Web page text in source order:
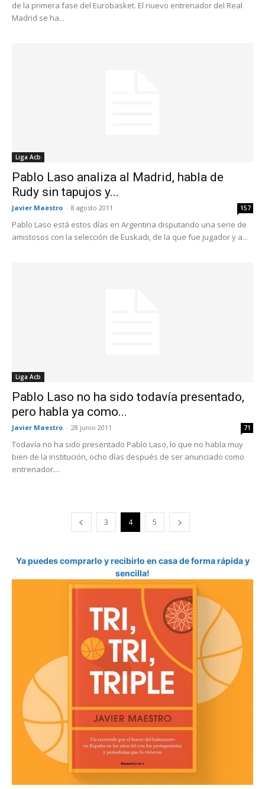
de la primera fase del Eurobasket. El nuevo entrenador del Real
Madrid se ha...
Liga Acb
Pablo Laso analiza al Madrid, habla de
Rudy sin tapujos y...
Javier Maestro - 8 agosto 2011 157
Pablo Laso está estos días en Argentina disputando una serie de
amistosos con la selección de Euskadi, de la que fue jugador y a...
Liga Acb
Pablo Laso no ha sido todavía presentado,
pero habla ya como...
Javier Maestro - 28 junio 2011 71
Todavía no ha sido presentado Pablo Laso, lo que no habla muy
bien de la institución, ocho días después de ser anunciado como
entrenador....
3 4 5
Ya puedes comprarlo y recibirlo en casa de forma rápida y
sencilla!